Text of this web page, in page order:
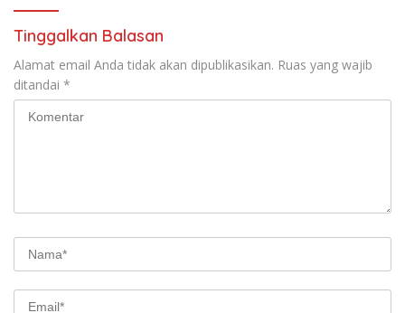
Tinggalkan Balasan
Alamat email Anda tidak akan dipublikasikan. Ruas yang wajib
ditandai *